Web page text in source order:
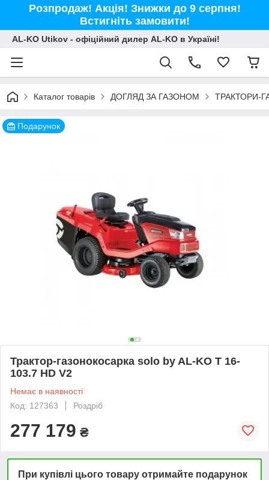
Розпродаж! Акція! Знижки до 9 серпня!
Встигніть замовити!
AL-KO Utikov - офіційний дилер AL-KO в Україні!
Каталог товарів ДОГЛЯД ЗА ГАЗОНОМ ТРАКТОРИ-
Подарунок
Трактор-газонокосарка solo by AL-KO T 16-
103.7 HD V2
Немає в наявності
Код: 127363
Роздріб
277 179 ₴
При купівлі цього товару отримайте подарунок